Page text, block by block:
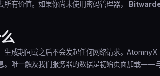
有价值。如果你尚未使用密码管理器，
生成期间或之后不会发起任何网络请求。AtomnyX
。唯一触及我们服务器的数据是初始页面加载——与